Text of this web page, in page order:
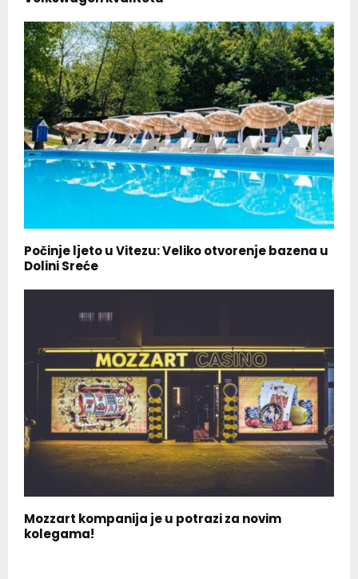
Počinje ljeto u Vitezu: Veliko otvorenje bazena u
Dolini Sreće
Mozzart kompanija je u potrazi za novim
kolegama!